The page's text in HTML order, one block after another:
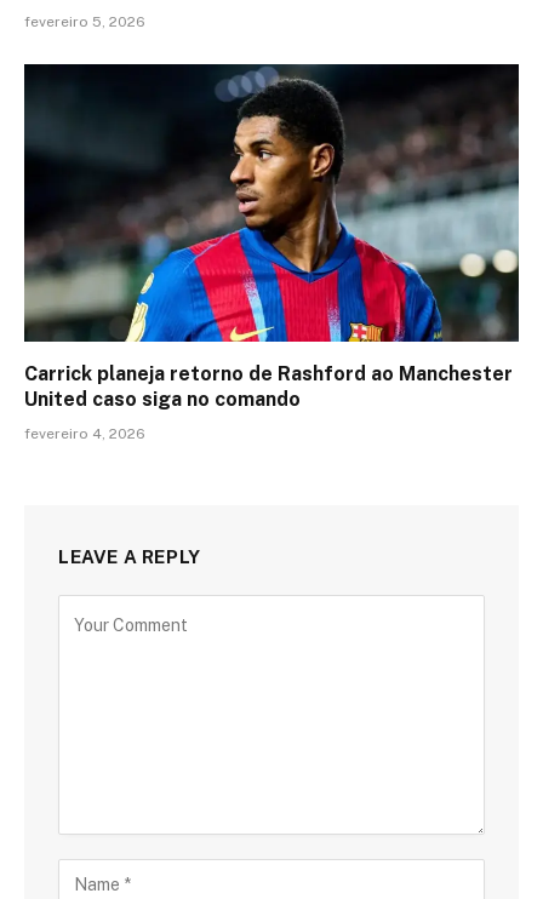
fevereiro 5, 2026
Carrick planeja retorno de Rashford ao Manchester
United caso siga no comando
fevereiro 4, 2026
LEAVE A REPLY